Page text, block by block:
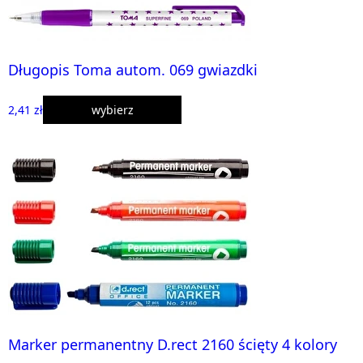
Długopis Toma autom. 069 gwiazdki
2,41 zł wybierz
Marker permanentny D.rect 2160 ścięty 4 kolory